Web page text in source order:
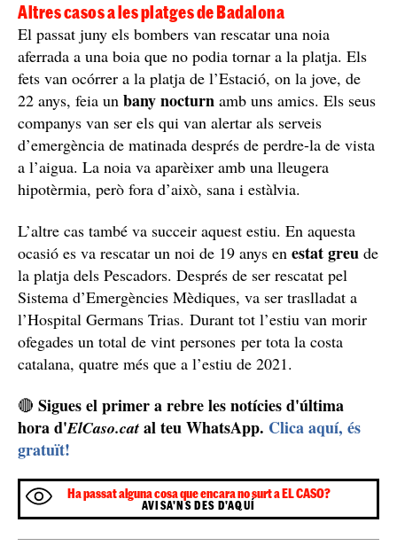
Altres casos a les platges de Badalona
El passat juny els bombers van rescatar una noia
aferrada a una boia que no podia tornar a la platja. Els
fets van ocórrer a la platja de l’Estació, on la jove, de
22 anys, feia un bany nocturn amb uns amics. Els seus
companys van ser els qui van alertar als serveis
d’emergència de matinada després de perdre-la de vista
a l’aigua. La noia va aparèixer amb una lleugera
hipotèrmia, però fora d’això, sana i estàlvia.
L’altre cas també va succeir aquest estiu. En aquesta
ocasió es va rescatar un noi de 19 anys en estat greu de
la platja dels Pescadors. Després de ser rescatat pel
Sistema d’Emergències Mèdiques, va ser traslladat a
l’Hospital Germans Trias. Durant tot l’estiu van morir
ofegades un total de vint persones per tota la costa
catalana, quatre més que a l’estiu de 2021.
🔴 Sigues el primer a rebre les notícies d'última
hora d'ElCaso.cat al teu WhatsApp. Clica aquí, és
gratuït!
Ha passat alguna cosa que encara no surt a EL CASO?
AVISA'NS DES D'AQUÍ